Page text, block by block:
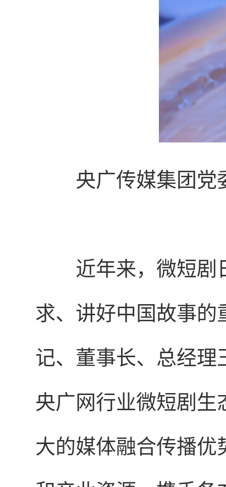
央广传媒集团党
近年来，微短剧
求、讲好中国故事
记、董事长、总经理
央广网行业微短剧
大的媒体融合传播